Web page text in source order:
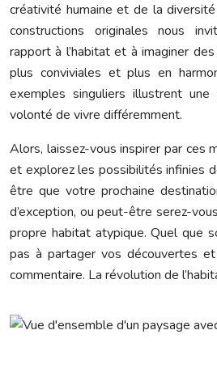
créativité humaine et de la
constructions originales nous
rapport à l’habitat et à imaginer
plus conviviales et plus en
exemples singuliers illustrent
volonté de vivre différemment.
Alors, laissez-vous inspirer par ces
et explorez les possibilités infinies
être que votre prochaine
d’exception, ou peut-être serez-
propre habitat atypique. Quel que
pas à partager vos découvertes
commentaire. La révolution de